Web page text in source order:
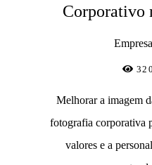
Corporativo
320
Melhorar a imagem
fotografia corporativa
valores e a